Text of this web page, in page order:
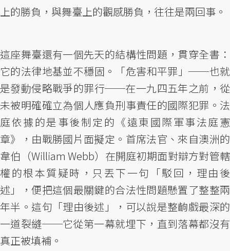
上的勝負，與舞臺上的觀感勝負，往往是兩回事。
這座舞臺還有一個先天的結構性問題，貫穿全書：
它的法律地基並不穩固。「危害和平罪」──也就
是發動侵略戰爭的罪行──在一九四五年之前，從
未被明確確立為個人應負刑事責任的國際犯罪。法
庭依據的是事後制定的《遠東國際軍事法庭憲
章》，由戰勝國片面擬定。首席法官、來自澳洲的
韋伯（William Webb）在開庭初期面對辯方對管轄
權的根本質疑時，只丟下一句「駁回，理由後
述」，便把這個最關鍵的合法性問題懸置了整整兩
年半。這句「理由後述」，可以說是整齣戲最深的
一道裂縫──它從第一幕就埋下，直到落幕都沒有
真正被填補。